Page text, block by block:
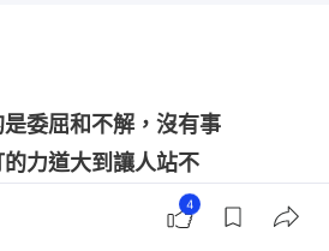
委屈和不解，沒有事
力道大到讓人站不
有任何一句道歉，這
解的戲劇表現和對演
4